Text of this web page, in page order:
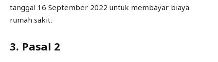
tanggal 16 September 2022 untuk membayar biaya
rumah sakit.
3. Pasal 2